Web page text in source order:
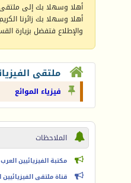
أهلا وسهلا بك إلى ملتقى
أهلا وسهلا بك زائرنا
والإطلاع فتفضل بزيارة
ملتقى
فيزياء الموائع
الملاحظات
مكتبة الفيزيائيين
قناة ملتقى